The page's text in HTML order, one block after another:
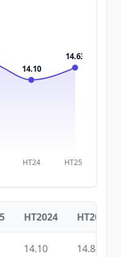
HT24 HT25
14.10
14.63
HT2024 HT2023
14.10 14.84